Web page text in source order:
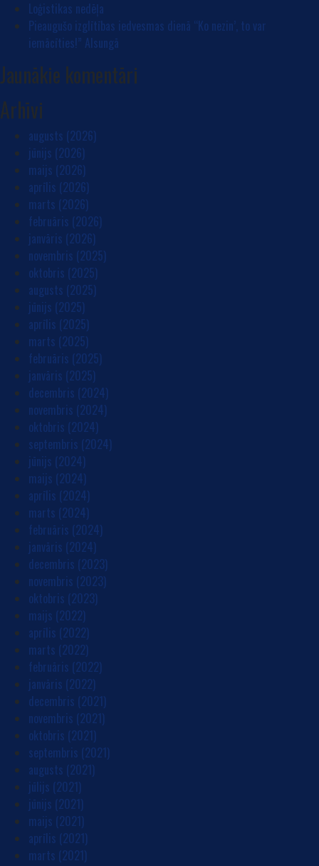
Loģistikas nedēļa
Pieaugušo izglītības iedvesmas dienā “Ko nezin’, to var
iemācīties!” Alsungā
Jaunākie komentāri
Arhīvi
augusts (2026)
jūnijs (2026)
maijs (2026)
aprīlis (2026)
marts (2026)
februāris (2026)
janvāris (2026)
novembris (2025)
oktobris (2025)
augusts (2025)
jūnijs (2025)
aprīlis (2025)
marts (2025)
februāris (2025)
janvāris (2025)
decembris (2024)
novembris (2024)
oktobris (2024)
septembris (2024)
jūnijs (2024)
maijs (2024)
aprīlis (2024)
marts (2024)
februāris (2024)
janvāris (2024)
decembris (2023)
novembris (2023)
oktobris (2023)
maijs (2022)
aprīlis (2022)
marts (2022)
februāris (2022)
janvāris (2022)
decembris (2021)
novembris (2021)
oktobris (2021)
septembris (2021)
augusts (2021)
jūlijs (2021)
jūnijs (2021)
maijs (2021)
aprīlis (2021)
marts (2021)